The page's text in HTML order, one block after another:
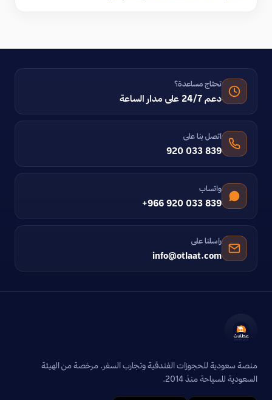
تحتاج مساعدة؟
دعم 24/7 على مدار الساعة
اتصل بنا على
920 033 839
واتساب
+966 920 033 839
راسلنا على
info@otlaat.com
منصة سعودية للحجوزات الفندقية وتجارب السفر. مرخصة من الهيئة
السعودية للسياحة منذ 2014.